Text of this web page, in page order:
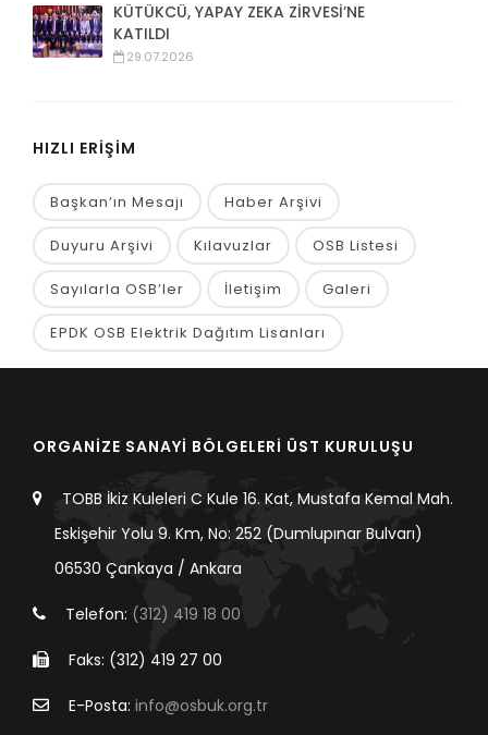
KÜTÜKCÜ, YAPAY ZEKA ZİRVESİ’NE
KATILDI
29.07.2026
HIZLI ERİŞİM
Başkan’ın Mesajı Haber Arşivi
Duyuru Arşivi Kılavuzlar OSB Listesi
Sayılarla OSB’ler İletişim Galeri
EPDK OSB Elektrik Dağıtım Lisanları
ORGANİZE SANAYİ BÖLGELERİ ÜST KURULUŞU
TOBB İkiz Kuleleri C Kule 16. Kat, Mustafa Kemal Mah.
Eskişehir Yolu 9. Km, No: 252 (Dumlupınar Bulvarı)
06530 Çankaya / Ankara
Telefon: (312) 419 18 00
Faks: (312) 419 27 00
E-Posta: info@osbuk.org.tr